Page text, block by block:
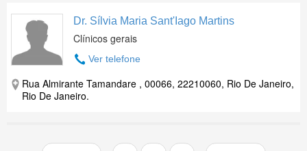
Dr. Sílvia Maria Sant'Iago Martins
Clínicos gerais
Ver telefone
Rua Almirante Tamandare , 00066, 22210060, Rio De Janeiro,
Rio De Janeiro.